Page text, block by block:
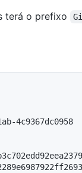
terá o prefixo
4c9367dc0958